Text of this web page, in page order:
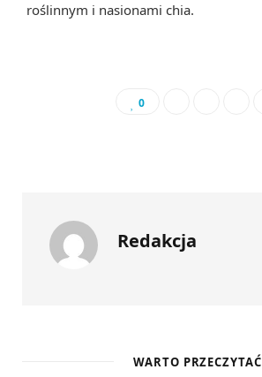
roślinnym i nasionami chia.
0
Redakcja
WARTO PRZECZYTAĆ